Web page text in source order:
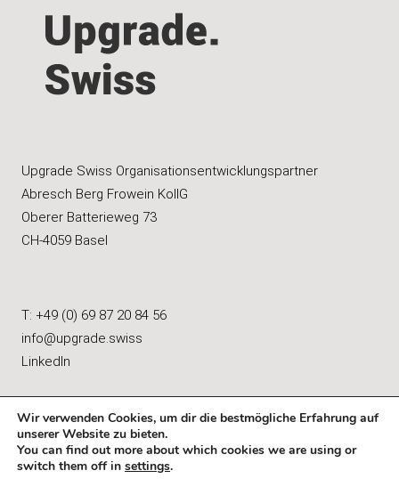
Upgrade Swiss Organisationsentwicklungspartner
Abresch Berg Frowein KollG
Oberer Batterieweg 73
CH-4059 Basel
T: +49 (0) 69 87 20 84 56
info@upgrade.swiss
LinkedIn
Impressum |Datenschutz
Wir verwenden Cookies, um dir die bestmögliche Erfahrung auf
unserer Website zu bieten.
You can find out more about which cookies we are using or
switch them off in settings.